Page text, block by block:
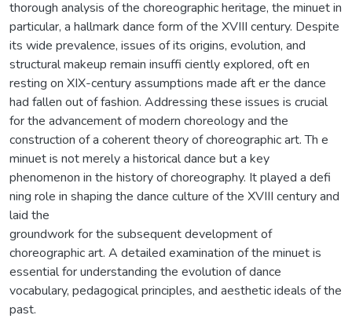
thorough analysis of the choreographic heritage, the minuet in
particular, a hallmark dance form of the XVIII century. Despite
its wide prevalence, issues of its origins, evolution, and
structural makeup remain insuffi ciently explored, oft en
resting on XIX-century assumptions made aft er the dance
had fallen out of fashion. Addressing these issues is crucial
for the advancement of modern choreology and the
construction of a coherent theory of choreographic art. Th e
minuet is not merely a historical dance but a key
phenomenon in the history of choreography. It played a defi
ning role in shaping the dance culture of the XVIII century and
laid the
groundwork for the subsequent development of
choreographic art. A detailed examination of the minuet is
essential for understanding the evolution of dance
vocabulary, pedagogical principles, and aesthetic ideals of the
past.